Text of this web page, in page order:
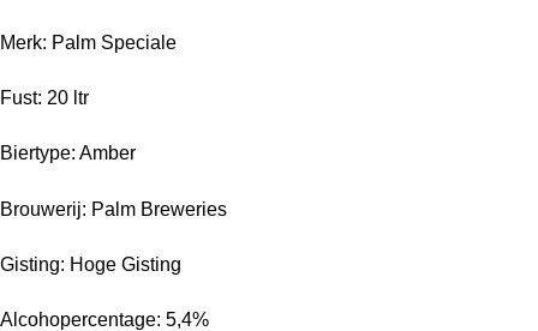
Merk: Palm Speciale
Fust: 20 ltr
Biertype: Amber
Brouwerij: Palm Breweries
Gisting: Hoge Gisting
Alcohopercentage: 5,4%